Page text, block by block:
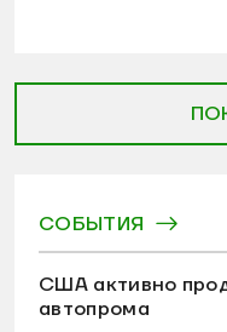
СОБЫТИЯ
США активно
автопрома